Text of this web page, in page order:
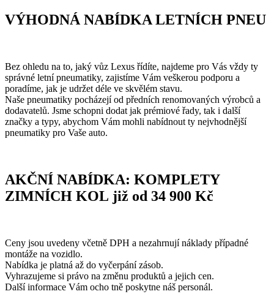
VÝHODNÁ NABÍDKA LETNÍCH PNEU
Bez ohledu na to, jaký vůz Lexus řídíte, najdeme pro Vás vždy ty
správné letní pneumatiky, zajistíme Vám veškerou podporu a
poradíme, jak je udržet déle ve skvělém stavu.
Naše pneumatiky pocházejí od předních renomovaných výrobců a
dodavatelů. Jsme schopni dodat jak prémiové řady, tak i další
značky a typy, abychom Vám mohli nabídnout ty nejvhodnější
pneumatiky pro Vaše auto.
AKČNÍ NABÍDKA: KOMPLETY
ZIMNÍCH KOL již od 34 900 Kč
Ceny jsou uvedeny včetně DPH a nezahrnují náklady případné
montáže na vozidlo.
Nabídka je platná až do vyčerpání zásob.
Vyhrazujeme si právo na změnu produktů a jejich cen.
Další informace Vám ocho tně poskytne náš personál.